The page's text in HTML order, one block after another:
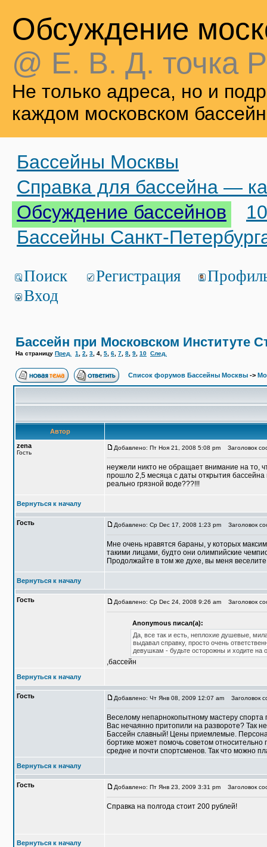
Обсуждение
@ Е. В. Д. точка
Не только адреса, но и
каждом московском
Бассейны Москвы
Справка для бассейна —
Обсуждение бассейнов
Бассейны Санкт-
Поиск Регистрация
Вход
Бассейн при Московском Институте
На страницу Пред. 1 2 3 4 5 6 7 8 9 10 След.
Список форумов Бассейны Москвы ->
Автор
zena
Гость
Добавлено: Пт Ноя 21, 2008 5:08 pm Заголовок
неужели никто не обращает внимание на то,
прошло 2,5 месяца с даты открытия бассейна
реально грязной воде???!!!
Вернуться к началу
Гость Добавлено: Ср Dec 17, 2008 1:23 pm Заголовок
Мне очень нравятся бараны, у которых
такими лицами, будто они олимпийские
Продолжайте в том же духе, вы меня
Вернуться к началу
Гость Добавлено: Ср Dec 24, 2008 9:26 am Заголовок
Anonymous писал(а):
Да, все так и есть, неплохие душевые,
выдавал справку, просто очень
девушкам - будьте осторожны и ходите
,бассейн
Вернуться к началу
Гость Добавлено: Чт Янв 08, 2009 12:07 am Заголовок
Веселому непарнокопытному мастеру
Вас нечаянно притопили на развороте? Так
Бассейн славный! Цены приемлемые.
бортике может помочь советом
средне и почти спортсменов. Так что можно
Вернуться к началу
Гость Добавлено: Пт Янв 23, 2009 3:31 pm Заголовок
Справка на полгода стоит 200 рублей!
Вернуться к началу